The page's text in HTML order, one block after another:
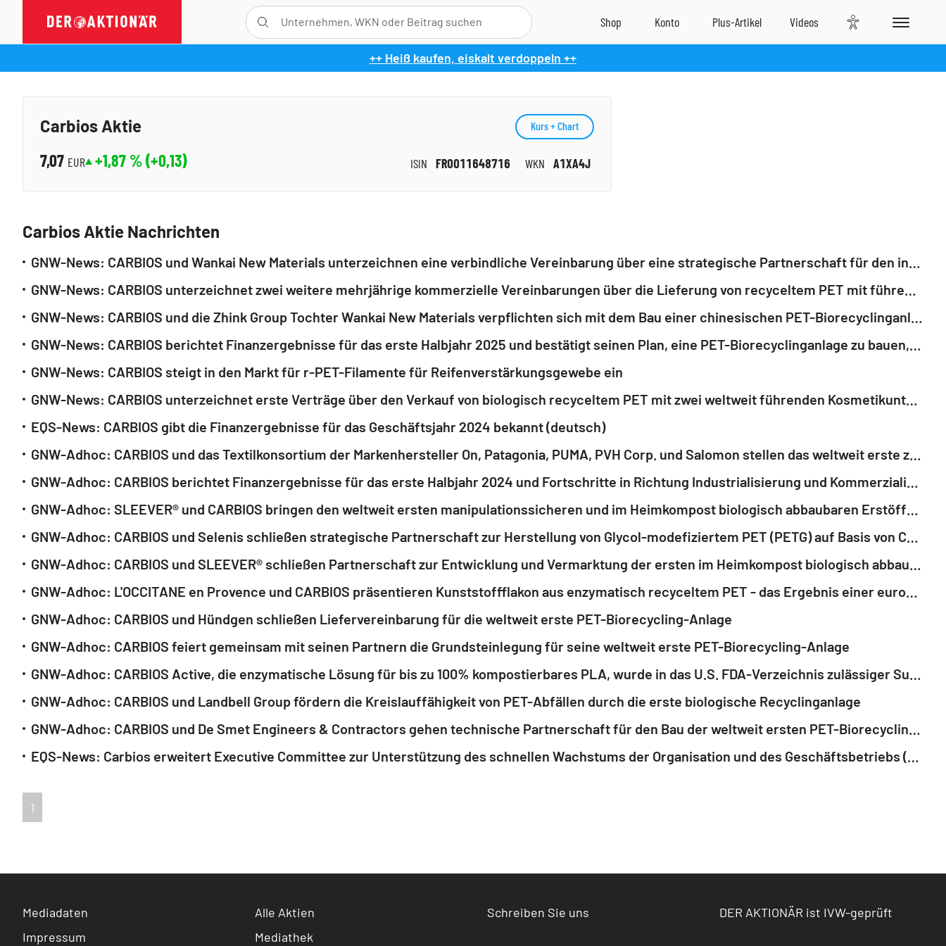
++ Heiß kaufen, eiskalt verdoppeln ++
Carbios Aktie
7,07 EUR +1,87 % (+0,13) ISIN FR0011648716 WKN A1XA4J
Kurs + Chart
Carbios Aktie Nachrichten
GNW-News: CARBIOS und Wankai New Materials unterzeichnen eine verbindliche Vereinbarung über eine strategische Partnerschaft für den industriellen Einsatz der CARBIOS PET-Biorecycling-Technologie in Asien
GNW-News: CARBIOS unterzeichnet zwei weitere mehrjährige kommerzielle Vereinbarungen über die Lieferung von recyceltem PET mit führenden Unternehmen in der Getränkeindustrie
GNW-News: CARBIOS und die Zhink Group Tochter Wankai New Materials verpflichten sich mit dem Bau einer chinesischen PET-Biorecyclinganlage zum industriellen Einsatz der PET-Biorecycling-Technologie von CARBIOS in Asien
GNW-News: CARBIOS berichtet Finanzergebnisse für das erste Halbjahr 2025 und bestätigt seinen Plan, eine PET-Biorecyclinganlage zu bauen, mit überarbeitetem Zeitplan
GNW-News: CARBIOS steigt in den Markt für r-PET-Filamente für Reifenverstärkungsgewebe ein
GNW-News: CARBIOS unterzeichnet erste Verträge über den Verkauf von biologisch recyceltem PET mit zwei weltweit führenden Kosmetikunternehmen
EQS-News: CARBIOS gibt die Finanzergebnisse für das Geschäftsjahr 2024 bekannt (deutsch)
GNW-Adhoc: CARBIOS und das Textilkonsortium der Markenhersteller On, Patagonia, PUMA, PVH Corp. und Salomon stellen das weltweit erste zu 100 % biologisch von Faser-zu-Faser-recycelte Kleidungsstück vor
GNW-Adhoc: CARBIOS berichtet Finanzergebnisse für das erste Halbjahr 2024 und Fortschritte in Richtung Industrialisierung und Kommerzialisierung
GNW-Adhoc: SLEEVER® und CARBIOS bringen den weltweit ersten manipulationssicheren und im Heimkompost biologisch abbaubaren Erstöffnungsschutz auf den Markt: SEELCAP® ONEGO
GNW-Adhoc: CARBIOS und Selenis schließen strategische Partnerschaft zur Herstellung von Glycol-modefiziertem PET (PETG) auf Basis von CARBIOS Biorecycling-Technologie für die Kosmetik- und Gesundheitsindustrie
GNW-Adhoc: CARBIOS und SLEEVER® schließen Partnerschaft zur Entwicklung und Vermarktung der ersten im Heimkompost biologisch abbaubaren Etikettenhüllen
GNW-Adhoc: L'OCCITANE en Provence und CARBIOS präsentieren Kunststoffflakon aus enzymatisch recyceltem PET - das Ergebnis einer europäischen Kooperation für eine Kreislaufwirtschaft
GNW-Adhoc: CARBIOS und Hündgen schließen Liefervereinbarung für die weltweit erste PET-Biorecycling-Anlage
GNW-Adhoc: CARBIOS feiert gemeinsam mit seinen Partnern die Grundsteinlegung für seine weltweit erste PET-Biorecycling-Anlage
GNW-Adhoc: CARBIOS Active, die enzymatische Lösung für bis zu 100% kompostierbares PLA, wurde in das U.S. FDA-Verzeichnis zulässiger Substanzen für den Kontakt mit Lebensmitteln (Inventory of Food Contact Substances) aufgenommen
GNW-Adhoc: CARBIOS und Landbell Group fördern die Kreislauffähigkeit von PET-Abfällen durch die erste biologische Recyclinganlage
GNW-Adhoc: CARBIOS und De Smet Engineers & Contractors gehen technische Partnerschaft für den Bau der weltweit ersten PET-Biorecyclinganlage ein
EQS-News: Carbios erweitert Executive Committee zur Unterstützung des schnellen Wachstums der Organisation und des Geschäftsbetriebs (deutsch)
1
Mediadaten
Impressum
Alle Aktien
Mediathek
Schreiben Sie uns DER AKTIONÄR ist IVW-geprüft